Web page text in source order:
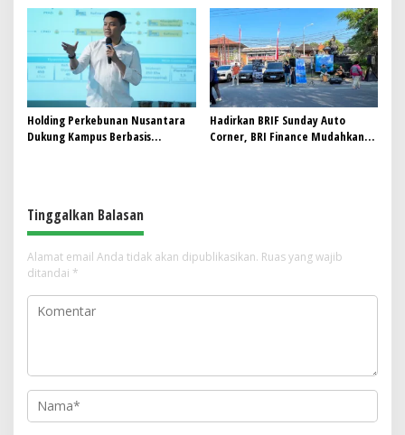
Pekerja di Pabrik Tembakau
Holding Perkebunan Nusantara
Dukung Kampus Berbasis
Hadirkan BRIF Sunday Auto
Corner, BRI Finance Mudahkan
Tinggalkan Balasan
Alamat email Anda tidak akan dipublikasikan. Ruas yang wajib
ditandai *